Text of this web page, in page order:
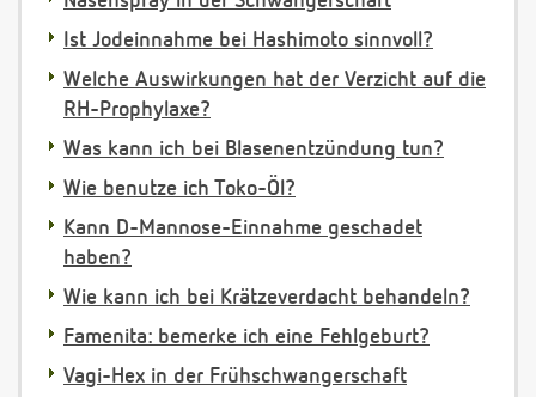
Ist Jodeinnahme bei Hashimoto sinnvoll?
Welche Auswirkungen hat der Verzicht auf die
RH-Prophylaxe?
Was kann ich bei Blasenentzündung tun?
Wie benutze ich Toko-Öl?
Kann D-Mannose-Einnahme geschadet
haben?
Wie kann ich bei Krätzeverdacht behandeln?
Famenita: bemerke ich eine Fehlgeburt?
Vagi-Hex in der Frühschwangerschaft